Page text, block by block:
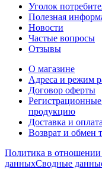
Уголок
Полезная
Новости
Частые вопросы
Отзывы
О магазине
Адреса и режим
Договор оферты
продукцию
Доставка и оплата
Возврат и обмен
Политика в отношении
данныхСводные